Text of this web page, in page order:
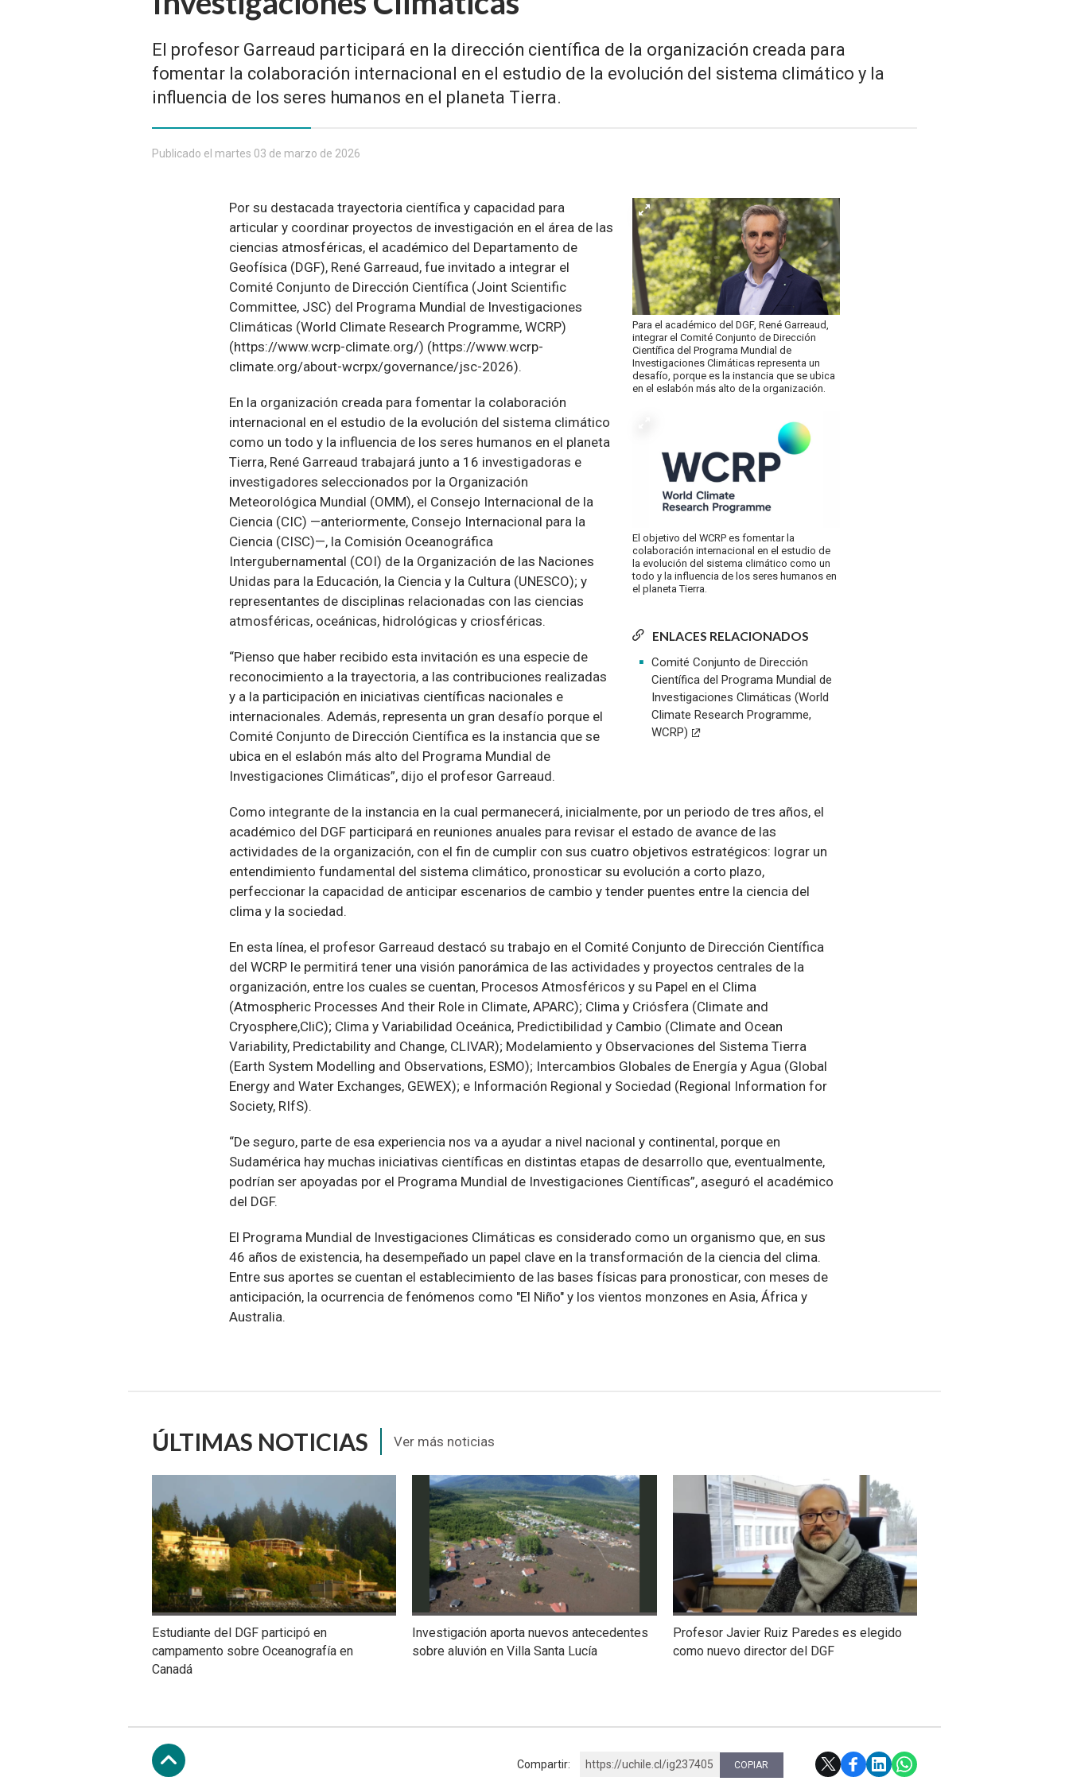
El profesor Garreaud participará en la dirección científica de la organización creada para
fomentar la colaboración internacional en el estudio de la evolución del sistema climático y la
influencia de los seres humanos en el planeta Tierra.
Publicado el martes 03 de marzo de 2026
Para el académico del DGF, René Garreaud,
integrar el Comité Conjunto de Dirección
Científica del Programa Mundial de
Investigaciones Climáticas representa un
desafío, porque es la instancia que se ubica
en el eslabón más alto de la organización.
El objetivo del WCRP es fomentar la
colaboración internacional en el estudio de
la evolución del sistema climático como un
todo y la influencia de los seres humanos en
el planeta Tierra.
ENLACES RELACIONADOS
Comité Conjunto de Dirección
Científica del Programa Mundial de
Investigaciones Climáticas (World
Climate Research Programme,
WCRP)
Por su destacada trayectoria científica y capacidad para
articular y coordinar proyectos de investigación en el área de las
ciencias atmosféricas, el académico del Departamento de
Geofísica (DGF), René Garreaud, fue invitado a integrar el
Comité Conjunto de Dirección Científica (Joint Scientific
Committee, JSC) del Programa Mundial de Investigaciones
Climáticas (World Climate Research Programme, WCRP)
(https://www.wcrp-climate.org/) (https://www.wcrp-
climate.org/about-wcrpx/governance/jsc-2026).
En la organización creada para fomentar la colaboración
internacional en el estudio de la evolución del sistema climático
como un todo y la influencia de los seres humanos en el planeta
Tierra, René Garreaud trabajará junto a 16 investigadoras e
investigadores seleccionados por la Organización
Meteorológica Mundial (OMM), el Consejo Internacional de la
Ciencia (CIC) —anteriormente, Consejo Internacional para la
Ciencia (CISC)—, la Comisión Oceanográfica
Intergubernamental (COI) de la Organización de las Naciones
Unidas para la Educación, la Ciencia y la Cultura (UNESCO); y
representantes de disciplinas relacionadas con las ciencias
atmosféricas, oceánicas, hidrológicas y criosféricas.
“Pienso que haber recibido esta invitación es una especie de
reconocimiento a la trayectoria, a las contribuciones realizadas
y a la participación en iniciativas científicas nacionales e
internacionales. Además, representa un gran desafío porque el
Comité Conjunto de Dirección Científica es la instancia que se
ubica en el eslabón más alto del Programa Mundial de
Investigaciones Climáticas”, dijo el profesor Garreaud.
Como integrante de la instancia en la cual permanecerá, inicialmente, por un periodo de tres años, el
académico del DGF participará en reuniones anuales para revisar el estado de avance de las
actividades de la organización, con el fin de cumplir con sus cuatro objetivos estratégicos: lograr un
entendimiento fundamental del sistema climático, pronosticar su evolución a corto plazo,
perfeccionar la capacidad de anticipar escenarios de cambio y tender puentes entre la ciencia del
clima y la sociedad.
En esta línea, el profesor Garreaud destacó su trabajo en el Comité Conjunto de Dirección Científica
del WCRP le permitirá tener una visión panorámica de las actividades y proyectos centrales de la
organización, entre los cuales se cuentan, Procesos Atmosféricos y su Papel en el Clima
(Atmospheric Processes And their Role in Climate, APARC); Clima y Criósfera (Climate and
Cryosphere,CliC); Clima y Variabilidad Oceánica, Predictibilidad y Cambio (Climate and Ocean
Variability, Predictability and Change, CLIVAR); Modelamiento y Observaciones del Sistema Tierra
(Earth System Modelling and Observations, ESMO); Intercambios Globales de Energía y Agua (Global
Energy and Water Exchanges, GEWEX); e Información Regional y Sociedad (Regional Information for
Society, RIfS).
“De seguro, parte de esa experiencia nos va a ayudar a nivel nacional y continental, porque en
Sudamérica hay muchas iniciativas científicas en distintas etapas de desarrollo que, eventualmente,
podrían ser apoyadas por el Programa Mundial de Investigaciones Científicas”, aseguró el académico
del DGF.
El Programa Mundial de Investigaciones Climáticas es considerado como un organismo que, en sus
46 años de existencia, ha desempeñado un papel clave en la transformación de la ciencia del clima.
Entre sus aportes se cuentan el establecimiento de las bases físicas para pronosticar, con meses de
anticipación, la ocurrencia de fenómenos como "El Niño" y los vientos monzones en Asia, África y
Australia.
ÚLTIMAS NOTICIAS Ver más noticias
Estudiante del DGF participó en
campamento sobre Oceanografía en
Canadá
Investigación aporta nuevos antecedentes
sobre aluvión en Villa Santa Lucía
Profesor Javier Ruiz Paredes es elegido
como nuevo director del DGF
Compartir: https://uchile.cl/ig237405 COPIAR